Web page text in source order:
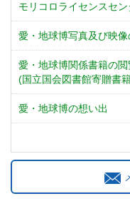
モリコロライセンスセン
愛・地球博写真及び映
愛・地球博関係書籍の閲
(国立国会図書館寄贈書
愛・地球博の想い出